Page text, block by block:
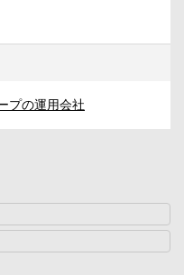
プの運用会社